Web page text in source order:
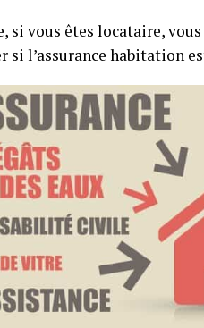
si vous êtes locataire,
si l’assurance habitation